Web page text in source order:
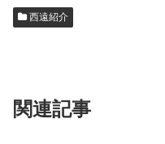
西遠紹介
関連記事